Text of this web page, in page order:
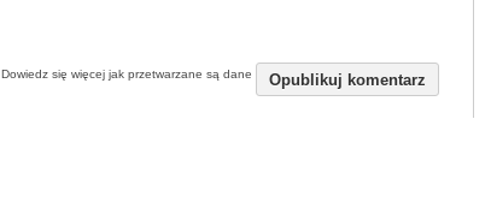
Dowiedz się więcej jak przetwarzane są dane